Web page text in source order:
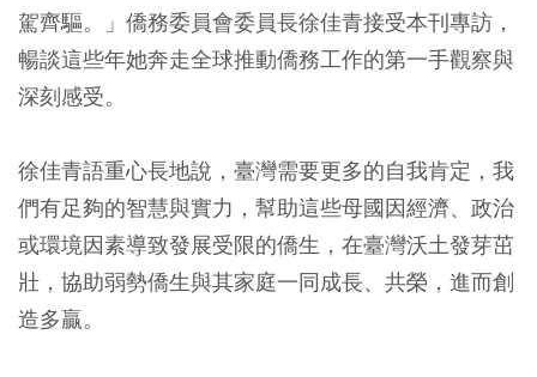
駕齊驅。」僑務委員會委員長徐佳青接受本刊專訪，
暢談這些年她奔走全球推動僑務工作的第一手觀察與
深刻感受。
徐佳青語重心長地說，臺灣需要更多的自我肯定，我
們有足夠的智慧與實力，幫助這些母國因經濟、政治
或環境因素導致發展受限的僑生，在臺灣沃土發芽茁
壯，協助弱勢僑生與其家庭一同成長、共榮，進而創
造多贏。